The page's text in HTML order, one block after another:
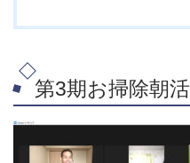
第3期お掃除朝